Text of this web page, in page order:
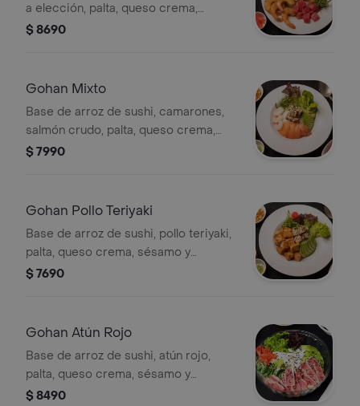
a elección, palta, queso crema,
sésamo y cebollín. Elige con qué salsa
$ 8690
Gohan Mixto
Base de arroz de sushi, camarones,
salmón crudo, palta, queso crema,
sésamo y cebollín. Elige con qué salsa
$ 7990
Gohan Pollo Teriyaki
Base de arroz de sushi, pollo teriyaki,
palta, queso crema, sésamo y
cebollín. Elige con qué salsa lo
$ 7690
Gohan Atún Rojo
Base de arroz de sushi, atún rojo,
palta, queso crema, sésamo y
cebollín. Elige con qué salsa lo
$ 8490